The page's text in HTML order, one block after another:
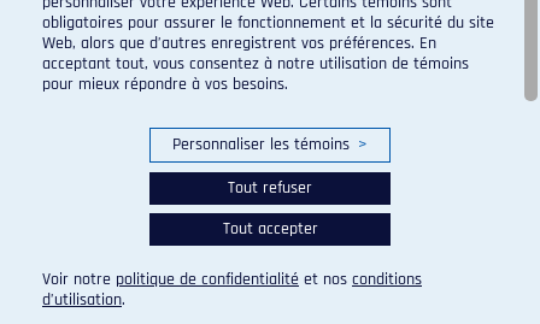
© 2026 Carabins de l'Université de Montréal. Tous droits
réservés.
Paramètres des témoins
obligatoires pour assurer le fonctionnement et la sécurité du site
Web, alors que d’autres enregistrent vos préférences. En
acceptant tout, vous consentez à notre utilisation de témoins
pour mieux répondre à vos besoins.
Personnaliser les témoins >
Tout refuser
Tout accepter
Voir notre politique de confidentialité et nos conditions
d’utilisation.